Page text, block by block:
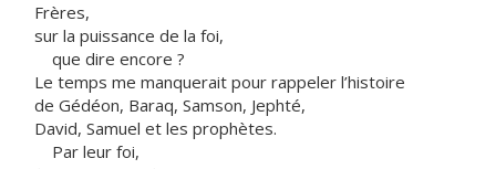
Frères,
sur la puissance de la foi,
que dire encore ?
Le temps me manquerait pour rappeler l’histoire
de Gédéon, Baraq, Samson, Jephté,
David, Samuel et les prophètes.
Par leur foi,